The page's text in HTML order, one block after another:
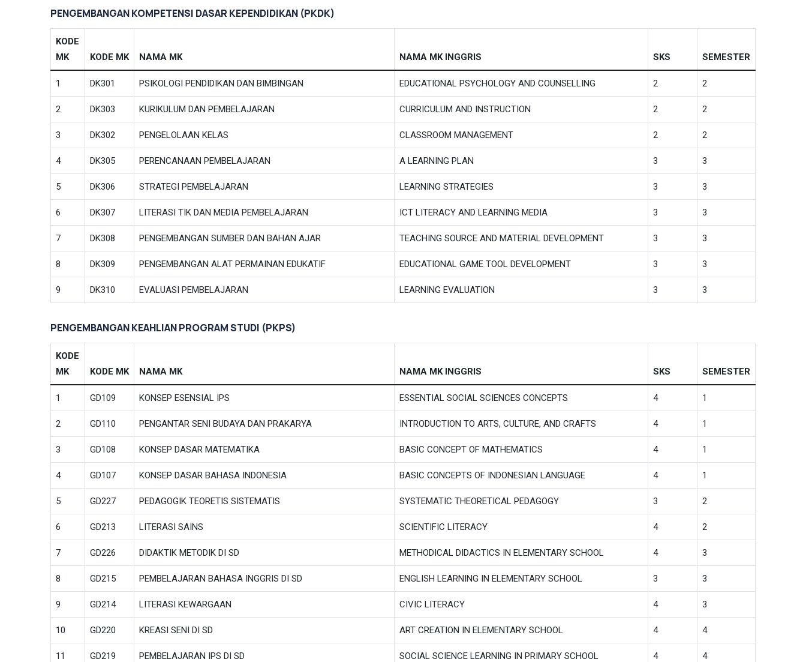
PENGEMBANGAN KOMPETENSI DASAR KEPENDIDIKAN (PKDK)
KODE
MK
KODE MK NAMA MK NAMA MK INGGRIS SKS SEMESTER
1 DK301 PSIKOLOGI PENDIDIKAN DAN BIMBINGAN EDUCATIONAL PSYCHOLOGY AND COUNSELLING 2 2
2 DK303 KURIKULUM DAN PEMBELAJARAN CURRICULUM AND INSTRUCTION 2 2
3 DK302 PENGELOLAAN KELAS CLASSROOM MANAGEMENT 2 2
4 DK305 PERENCANAAN PEMBELAJARAN A LEARNING PLAN 3 3
5 DK306 STRATEGI PEMBELAJARAN LEARNING STRATEGIES 3 3
6 DK307 LITERASI TIK DAN MEDIA PEMBELAJARAN ICT LITERACY AND LEARNING MEDIA 3 3
7 DK308 PENGEMBANGAN SUMBER DAN BAHAN AJAR TEACHING SOURCE AND MATERIAL DEVELOPMENT 3 3
8 DK309 PENGEMBANGAN ALAT PERMAINAN EDUKATIF EDUCATIONAL GAME TOOL DEVELOPMENT 3 3
9 DK310 EVALUASI PEMBELAJARAN LEARNING EVALUATION 3 3
PENGEMBANGAN KEAHLIAN PROGRAM STUDI (PKPS)
KODE
MK
KODE MK NAMA MK NAMA MK INGGRIS SKS SEMESTER
1 GD109 KONSEP ESENSIAL IPS ESSENTIAL SOCIAL SCIENCES CONCEPTS 4 1
2 GD110 PENGANTAR SENI BUDAYA DAN PRAKARYA INTRODUCTION TO ARTS, CULTURE, AND CRAFTS 4 1
3 GD108 KONSEP DASAR MATEMATIKA BASIC CONCEPT OF MATHEMATICS 4 1
4 GD107 KONSEP DASAR BAHASA INDONESIA BASIC CONCEPTS OF INDONESIAN LANGUAGE 4 1
5 GD227 PEDAGOGIK TEORETIS SISTEMATIS SYSTEMATIC THEORETICAL PEDAGOGY 3 2
6 GD213 LITERASI SAINS SCIENTIFIC LITERACY 4 2
7 GD226 DIDAKTIK METODIK DI SD METHODICAL DIDACTICS IN ELEMENTARY SCHOOL 4 3
8 GD215 PEMBELAJARAN BAHASA INGGRIS DI SD ENGLISH LEARNING IN ELEMENTARY SCHOOL 3 3
9 GD214 LITERASI KEWARGAAN CIVIC LITERACY 4 3
10 GD220 KREASI SENI DI SD ART CREATION IN ELEMENTARY SCHOOL 4 4
11 GD219 PEMBELAJARAN IPS DI SD SOCIAL SCIENCE LEARNING IN PRIMARY SCHOOL 4 4